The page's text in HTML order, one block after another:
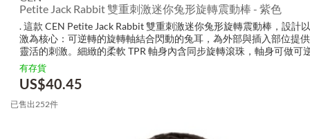
Petite Jack Rabbit 雙重刺激迷你兔形旋轉震動棒 - 紫色
. 這款 CEN Petite Jack Rabbit 雙重刺激迷你兔形旋轉震動棒，設計
激為核心：可逆轉的旋轉軸結合閃動的兔耳，為外部與插入部位提
靈活的刺激。細緻的柔軟 TPR 軸身內含同步旋轉滾珠，軸身可做可
旋轉，而兔耳則以閃動動作獨立刺激表面敏感區，...
有存貨
US$40.45
已售出252件